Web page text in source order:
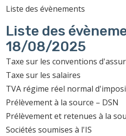
Liste des évènements
Liste des
18/08/2025
Taxe sur les conventions
Taxe sur les salaires
TVA régime réel normal
Prélèvement à la source – DSN
Prélèvement et retenues à la
Sociétés soumises à l'IS